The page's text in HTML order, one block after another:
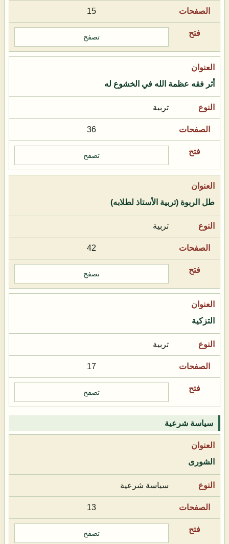
15
تصفح
أثر فقه عظمة الله في الخشوع له
تربية
36
تصفح
طل الربوة (تربية الأستاذ لطلابه)
تربية
42
تصفح
التزكية
تربية
17
تصفح
سياسة شرعية
الشورى
سياسة شرعية
13
تصفح